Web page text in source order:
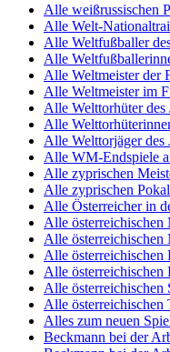
Alle weißrussischen
Alle Welt-
Alle Weltfußballer
Alle
Alle Weltmeister der
Alle Weltmeister im
Alle Welttorhüter des
Alle
Alle Welttorjäger des
Alle WM-Endspiele
Alle zyprischen
Alle zyprischen
Alle Österreicher in
Alle österreichischen
Alle österreichischen
Alle österreichischen
Alle österreichischen
Alle österreichischen
Alle österreichischen
Alles zum neuen
Beckmann bei der